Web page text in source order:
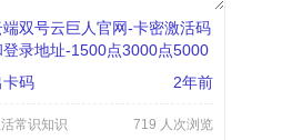
端双号云巨人官网-卡密激活码
登录地址-1500点3000点5000
1万点授权的简单介绍
卡码 2年前
常识知识 719 人次浏览